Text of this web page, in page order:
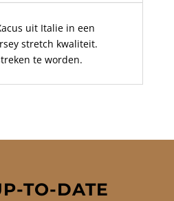
uit Italie in een
stretch kwaliteit.
te worden.
TO-DATE